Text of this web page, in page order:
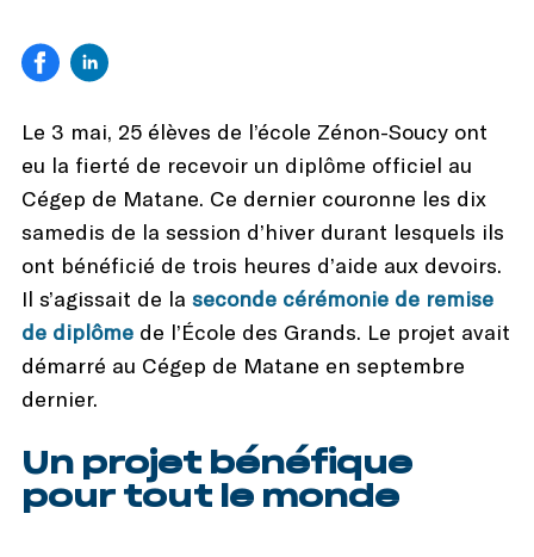
Le 3 mai, 25 élèves de l’école Zénon-Soucy ont
eu la fierté de recevoir un diplôme officiel au
Cégep de Matane. Ce dernier couronne les dix
samedis de la session d’hiver durant lesquels ils
ont bénéficié de trois heures d’aide aux devoirs.
Il s’agissait de la seconde cérémonie de remise
de diplôme de l’École des Grands. Le projet avait
démarré au Cégep de Matane en septembre
dernier.
Un projet bénéfique
pour tout le monde